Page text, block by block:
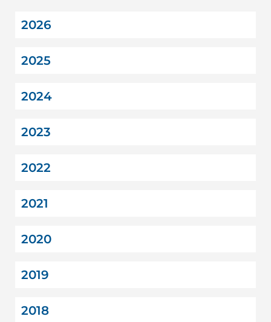
2026
2025
2024
2023
2022
2021
2020
2019
2018